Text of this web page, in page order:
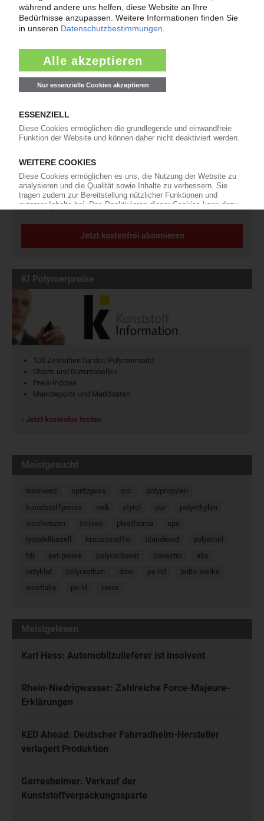
Newsletter
Die wichtigsten Nachrichten und Neuigkeiten aus der
Kunststoffbranche – jeden Tag brandaktuell!
Ich habe dieDatenschutzbestimmungenzur Kenntnis genommen
und akzeptiere diese.
Jetzt kostenfrei abonnieren
KI Polymerpreise
100 Zeitreihen für den Polymermarkt
Charts und Datentabellen
Preis-Indizes
Marktreports und Marktdaten
Jetzt kostenlos testen
Meistgesucht
insolvenz spritzguss pvc
polypropylen
kunststoffpreise
mdi styrol pur
polyethylen
insolvenzen
trinseo plastforma
eps
lyondellbasell
kraussmaffei titandioxid
polyamid
tdi
pet-preise polycarbonat covestro
abs
rezyklat
polyurethan dow pe-hd
bolta-werke
westlake
pe-ld ineos
Meistgelesen
Karl Hess: Automobilzulieferer ist insolvent
Rhein-Niedrigwasser: Zahlreiche Force-Majeure-
Erklärungen
KED Ahead: Deutscher Fahrradhelm-Hersteller
verlagert Produktion
Gerresheimer: Verkauf der
Kunststoffverpackungssparte